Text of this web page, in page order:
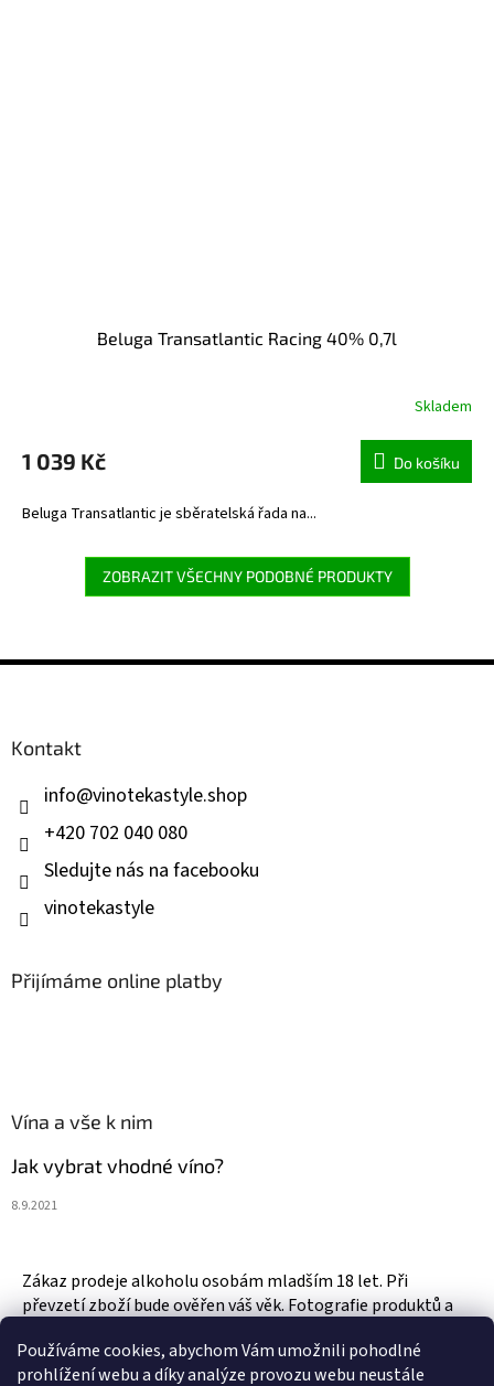
Používáme cookies, abychom Vám umožnili pohodlné
prohlížení webu a díky analýze provozu webu neustále
Beluga Transatlantic Racing 40% 0,7l
Skladem
1 039 Kč Do košíku
Beluga Transatlantic je sběratelská řada na...
ZOBRAZIT VŠECHNY PODOBNÉ PRODUKTY
Z
Kontakt
info@vinotekastyle.shop
+420 702 040 080
Sledujte nás na facebooku
vinotekastyle
Přijímáme online platby
Vína a vše k nim
Jak vybrat vhodné víno?
8.9.2021
Zákaz prodeje alkoholu osobám mladším 18 let. Při
převzetí zboží bude ověřen váš věk. Fotografie produktů a